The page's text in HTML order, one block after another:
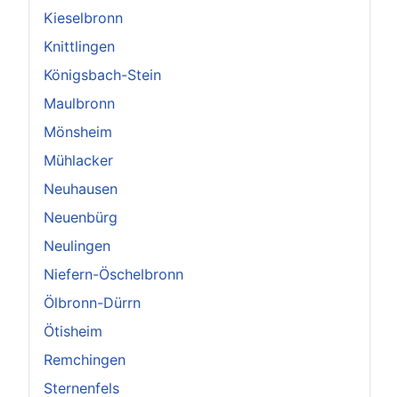
Kieselbronn
Knittlingen
Königsbach-Stein
Maulbronn
Mönsheim
Mühlacker
Neuhausen
Neuenbürg
Neulingen
Niefern-Öschelbronn
Ölbronn-Dürrn
Ötisheim
Remchingen
Sternenfels